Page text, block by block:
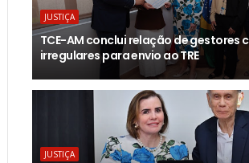
JUSTIÇA
TCE-AM conclui relação de gestores
irregulares para envio ao TRE
JUSTIÇA